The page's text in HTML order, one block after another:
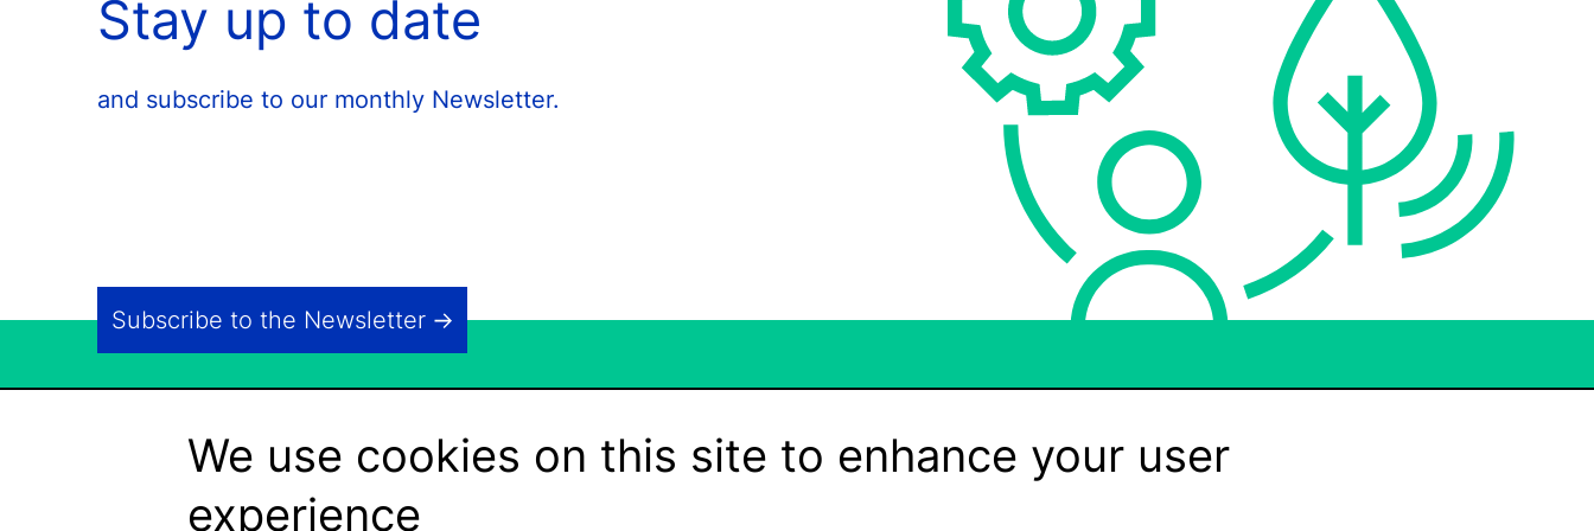
Stay up to date
and subscribe to our monthly Newsletter.
Subscribe to the Newsletter
We use cookies on this site to enhance your user
experience